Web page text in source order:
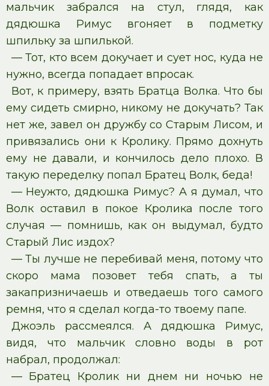
мальчик забрался на стул, глядя, как
дядюшка Римус вгоняет в подметку
шпильку за шпилькой.
— Тот, кто всем докучает и сует нос, куда не
нужно, всегда попадает впросак.
Вот, к примеру, взять Братца Волка. Что бы
ему сидеть смирно, никому не докучать? Так
нет же, завел он дружбу со Старым Лисом, и
привязались они к Кролику. Прямо дохнуть
ему не давали, и кончилось дело плохо. В
такую переделку попал Братец Волк, беда!
— Неужто, дядюшка Римус? А я думал, что
Волк оставил в покое Кролика после того
случая — помнишь, как он выдумал, будто
Старый Лис издох?
— Ты лучше не перебивай меня, потому что
скоро мама позовет тебя спать, а ты
закапризничаешь и отведаешь того самого
ремня, что я сделал когда-то твоему папе.
Джоэль рассмеялся. А дядюшка Римус,
видя, что мальчик словно воды в рот
набрал, продолжал:
— Братец Кролик ни днем ни ночью не